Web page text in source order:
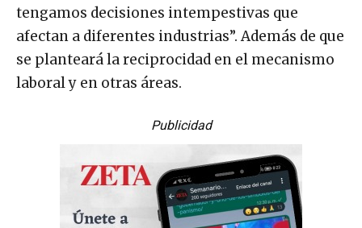
tengamos decisiones intempestivas que
afectan a diferentes industrias”. Además de que
se planteará la reciprocidad en el mecanismo
laboral y en otras áreas.
Publicidad